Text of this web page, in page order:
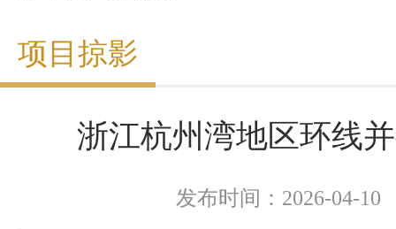
项目掠影
浙江杭州湾地区环线
发布时间：2026-04-